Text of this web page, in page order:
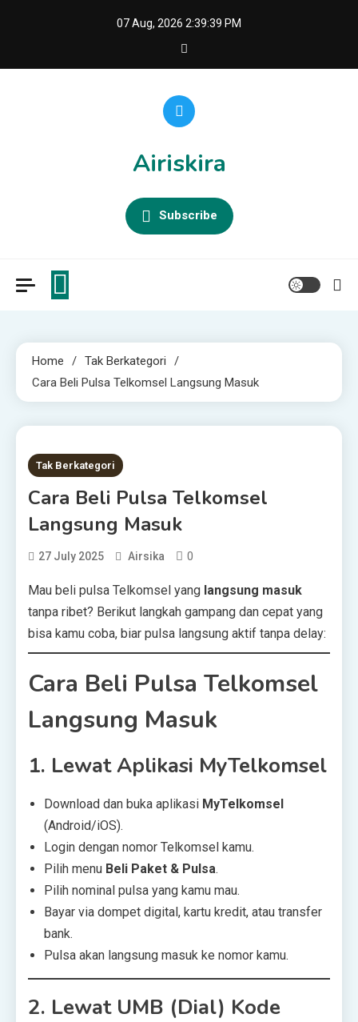
07 Aug, 2026 2:39:40 PM
Airiskira
Subscribe
Home
Tak Berkategori
Cara Beli Pulsa Telkomsel Langsung Masuk
1 MIN READ
Tak Berkategori
Cara Beli Pulsa Telkomsel
Langsung Masuk
27 July 2025 Airsika 0
Mau beli pulsa Telkomsel yang langsung masuk
tanpa ribet? Berikut langkah gampang dan cepat yang
bisa kamu coba, biar pulsa langsung aktif tanpa delay:
Cara Beli Pulsa Telkomsel
Langsung Masuk
1. Lewat Aplikasi MyTelkomsel
Download dan buka aplikasi MyTelkomsel
(Android/iOS).
Login dengan nomor Telkomsel kamu.
Pilih menu Beli Paket & Pulsa.
Pilih nominal pulsa yang kamu mau.
Bayar via dompet digital, kartu kredit, atau transfer
bank.
Pulsa akan langsung masuk ke nomor kamu.
2. Lewat UMB (Dial) Kode